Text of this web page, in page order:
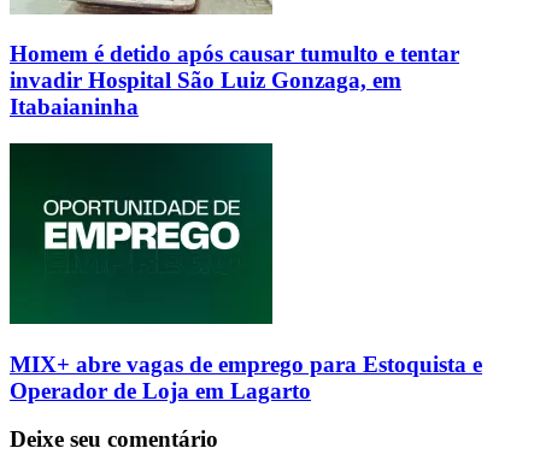
Homem é detido após causar tumulto e tentar
invadir Hospital São Luiz Gonzaga, em
Itabaianinha
MIX+ abre vagas de emprego para Estoquista e
Operador de Loja em Lagarto
Deixe seu comentário